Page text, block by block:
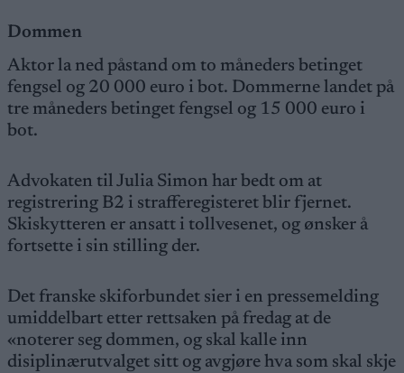
Dommen
Aktor la ned påstand om to måneders betinget
fengsel og 20 000 euro i bot. Dommerne landet på
tre måneders betinget fengsel og 15 000 euro i
bot.
Advokaten til Julia Simon har bedt om at
registrering B2 i strafferegisteret blir fjernet.
Skiskytteren er ansatt i tollvesenet, og ønsker å
fortsette i sin stilling der.
Det franske skiforbundet sier i en pressemelding
umiddelbart etter rettsaken på fredag at de
«noterer seg dommen, og skal kalle inn
disiplinærutvalget sitt og avgjøre hva som skal skje